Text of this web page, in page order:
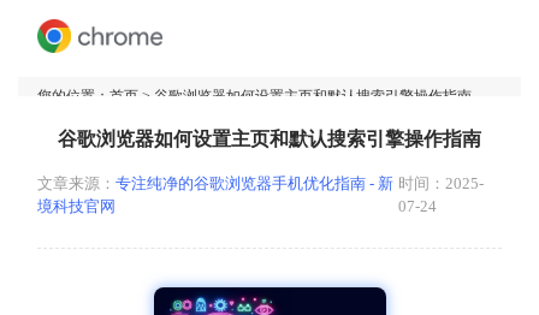
您的位置： 首页 > 谷歌浏览器如何设置主页和默认搜索引擎操作指南
谷歌浏览器如何设置主页和默认搜索引擎操作指南
文章来源： 专注纯净的谷歌浏览器手机优化指南 - 新
境科技官网
时间：2025-
07-24